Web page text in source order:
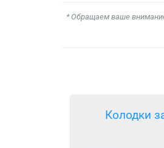
* Обращаем ваше
Колодки